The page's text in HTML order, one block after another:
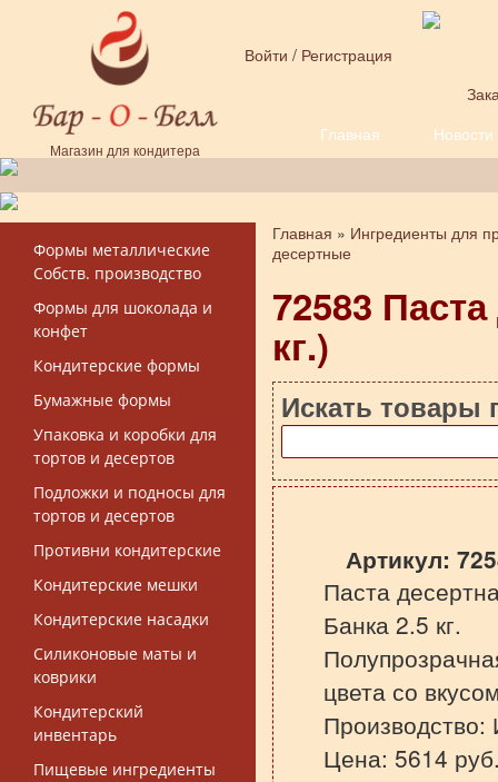
Перейти к основному содержанию
Магазин для кондитера
Войти / Регистрация
Главная
Новости
Форма поиска
Формы металлические
Собств. производство
Формы для шоколада и
конфет
Кондитерские формы
Бумажные формы
Упаковка и коробки для
тортов и десертов
Подложки и подносы для
тортов и десертов
Противни кондитерские
Кондитерские мешки
Кондитерские насадки
Силиконовые маты и
коврики
Кондитерский
инвентарь
Пищевые ингредиенты
Вы здесь
Главная » Ингредиенты для
десертные
72583
кг.)
Искать товары
Артикул:
Паста
Банка 2.5 кг.
цвета со
Цена: 5614